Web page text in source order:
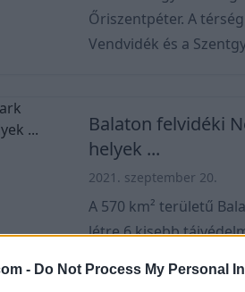
- Do Not Process My Personal
Őriszentpéter. A
Vendvidék és a
található. A tavakat
tavakat hoztak lé
Balaton felvidéki
helyek ...
2021. szeptember 20.
A 570 km² területű
létre 6 kisebb
a Pécselyi-medence,
Balaton medencéje